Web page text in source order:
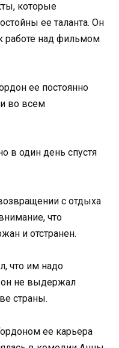
которые
ее таланта. Он
работе над фильмом
ее постоянно
во всем
в один день спустя
с отдыха
что
и отстранен.
что им надо
он не выдержал
страны.
ее карьера